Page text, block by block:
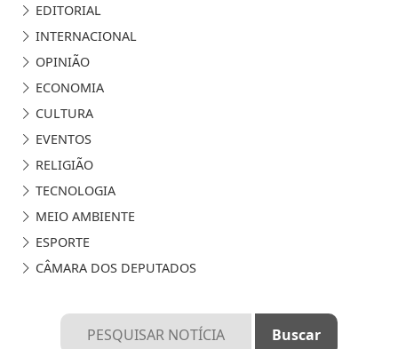
EDITORIAL
INTERNACIONAL
OPINIÃO
ECONOMIA
CULTURA
EVENTOS
RELIGIÃO
TECNOLOGIA
MEIO AMBIENTE
ESPORTE
CÂMARA DOS DEPUTADOS